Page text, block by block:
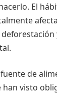
El
de
visto